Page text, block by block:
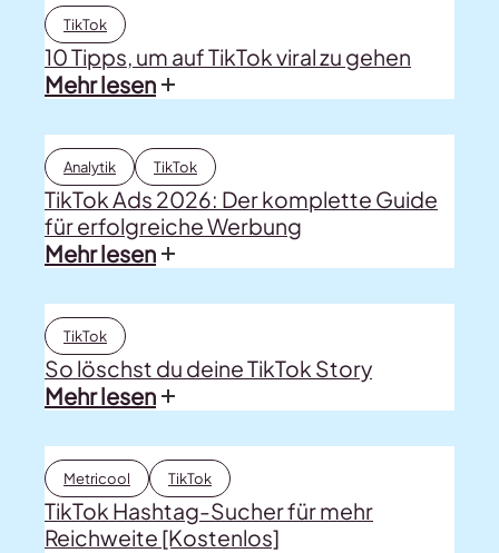
TikTok
10 Tipps, um auf TikTok viral zu gehen
Mehr lesen
Analytik TikTok
TikTok Ads 2026: Der komplette Guide
für erfolgreiche Werbung
Mehr lesen
TikTok
So löschst du deine TikTok Story
Mehr lesen
Metricool TikTok
TikTok Hashtag-Sucher für mehr
Reichweite [Kostenlos]